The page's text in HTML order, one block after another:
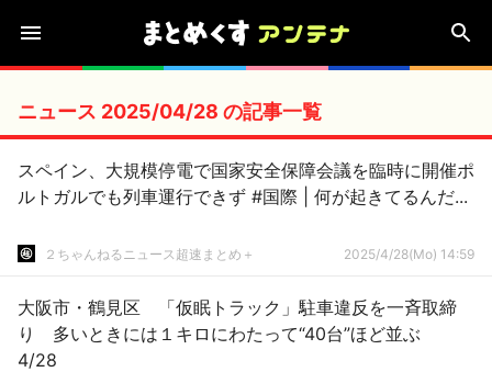
ニュース 2025/04/28 の記事一覧
スペイン、大規模停電で国家安全保障会議を臨時に開催ポ
ルトガルでも列車運行できず #国際 | 何が起きてるんだ...
２ちゃんねるニュース超速まとめ＋ 2025/4/28(Mo) 14:59
大阪市・鶴見区 「仮眠トラック」駐車違反を一斉取締
り 多いときには１キロにわたって“40台”ほど並ぶ
4/28